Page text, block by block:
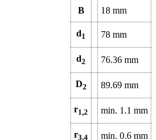
B 18 mm
d1 78 mm
d2 76.36 mm
D2 89.69 mm
r1,2 min. 1.1 mm
r3,4 min. 0.6 mm